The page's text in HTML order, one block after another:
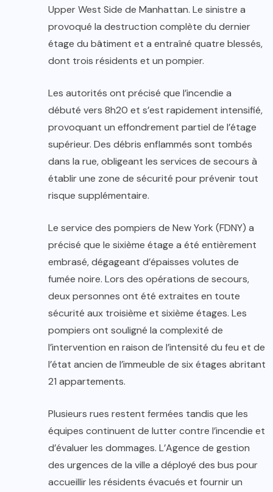
Upper West Side de Manhattan. Le sinistre a
provoqué la destruction complète du dernier
étage du bâtiment et a entraîné quatre blessés,
dont trois résidents et un pompier.
Les autorités ont précisé que l’incendie a
débuté vers 8h20 et s’est rapidement intensifié,
provoquant un effondrement partiel de l’étage
supérieur. Des débris enflammés sont tombés
dans la rue, obligeant les services de secours à
établir une zone de sécurité pour prévenir tout
risque supplémentaire.
Le service des pompiers de New York (FDNY) a
précisé que le sixième étage a été entièrement
embrasé, dégageant d’épaisses volutes de
fumée noire. Lors des opérations de secours,
deux personnes ont été extraites en toute
sécurité aux troisième et sixième étages. Les
pompiers ont souligné la complexité de
l’intervention en raison de l’intensité du feu et de
l’état ancien de l’immeuble de six étages abritant
21 appartements.
Plusieurs rues restent fermées tandis que les
équipes continuent de lutter contre l’incendie et
d’évaluer les dommages. L’Agence de gestion
des urgences de la ville a déployé des bus pour
accueillir les résidents évacués et fournir un